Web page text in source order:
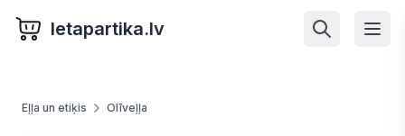
letapartika.lv
Eļļa un etiķis Olīveļļa